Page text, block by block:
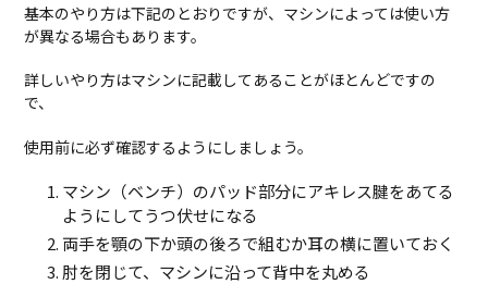
基本のやり方は下記のとおりですが、マシンによっては使い方
が異なる場合もあります。
詳しいやり方はマシンに記載してあることがほとんどですの
で、
使用前に必ず確認するようにしましょう。
マシン（ベンチ）のパッド部分にアキレス腱をあてる
ようにしてうつ伏せになる
両手を顎の下か頭の後ろで組むか耳の横に置いておく
肘を閉じて、マシンに沿って背中を丸める